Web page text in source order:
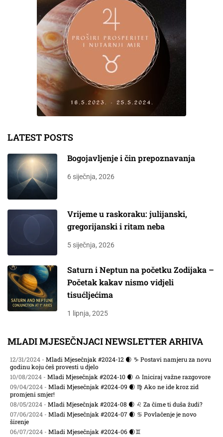
LATEST POSTS
Bogojavljenje i čin prepoznavanja
6 siječnja, 2026
Vrijeme u raskoraku: julijanski,
gregorijanski i ritam neba
5 siječnja, 2026
Saturn i Neptun na početku Zodijaka –
Početak kakav nismo vidjeli
tisućljećima
1 lipnja, 2025
MLADI MJESEČNJACI NEWSLETTER ARHIVA
12/31/2024 - Mladi Mjesečnjak #2024-12 🌒 ♑ Postavi namjeru za novu
godinu koju ćeš provesti u djelo
10/08/2024 - Mladi Mjesečnjak #2024-10 🌒 ♎ Iniciraj važne razgovore
09/04/2024 - Mladi Mjesečnjak #2024-09 🌒 ♍ Ako ne ide kroz zid
promjeni smjer!
08/05/2024 - Mladi Mjesečnjak #2024-08 🌒 ♌ Za čime ti duša žudi?
07/06/2024 - Mladi Mjesečnjak #2024-07 🌒 ♋ Povlačenje je novo
širenje
06/07/2024 - Mladi Mjesečnjak #2024-06 🌒♊